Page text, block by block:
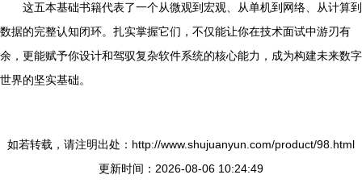
这五本基础书籍代表了一个从微观到宏观、从单机到网络、从计算到
数据的完整认知闭环。扎实掌握它们，不仅能让你在技术面试中游刃有
余，更能赋予你设计和驾驭复杂软件系统的核心能力，成为构建未来数字
世界的坚实基础。
如若转载，请注明出处：http://www.shujuanyun.com/product/98.html
更新时间：2026-08-06 10:24:49